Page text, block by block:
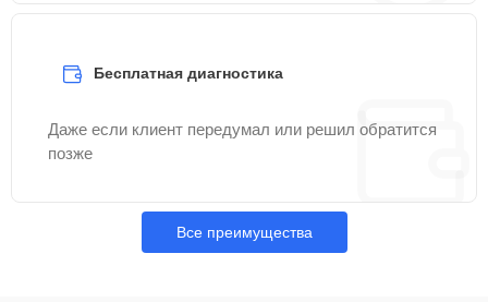
Бесплатная диагностика
Даже если клиент передумал или решил обратится
позже
Все преимущества